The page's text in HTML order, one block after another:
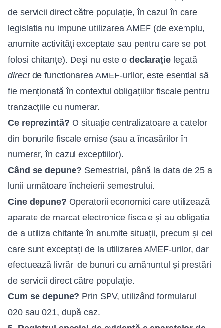
de servicii direct către populație, în cazul în care
legislația nu impune utilizarea AMEF (de exemplu,
anumite activități exceptate sau pentru care se pot
folosi chitanțe). Deși nu este o declarație legată
directde funcționarea AMEF-urilor, este esențial să
fie menționată în contextul obligațiilor fiscale pentru
tranzacțiile cu numerar.
Ce reprezintă? O situație centralizatoare a datelor
din bonurile fiscale emise (sau a încasărilor în
numerar, în cazul excepțiilor).
Când se depune? Semestrial, până la data de 25 a
lunii următoare încheierii semestrului.
Cine depune? Operatorii economici care utilizează
aparate de marcat electronice fiscale și au obligația
de a utiliza chitanțe în anumite situații, precum și cei
care sunt exceptați de la utilizarea AMEF-urilor, dar
efectuează livrări de bunuri cu amănuntul și prestări
de servicii direct către populație.
Cum se depune? Prin SPV, utilizând formularul
020 sau 021, după caz.